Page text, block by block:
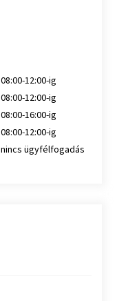
08:00-12:00-ig
08:00-12:00-ig
08:00-16:00-ig
08:00-12:00-ig
nincs ügyfélfogadás